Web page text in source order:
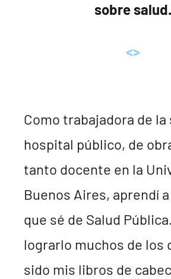
sobre salud.
<>
Como trabajadora de la
hospital público, de
tanto docente en la
Buenos Aires, aprendí
que sé de Salud
lograrlo muchos de los
sido mis libros de